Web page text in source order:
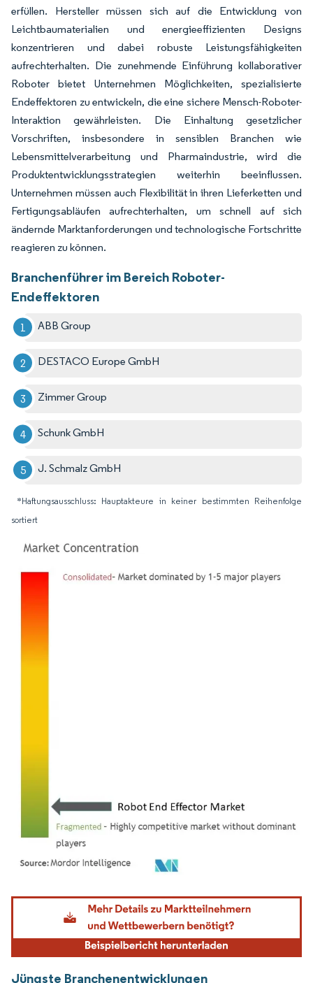
erfüllen. Hersteller müssen sich auf die Entwicklung von
Leichtbaumaterialien und energieeffizienten Designs
konzentrieren und dabei robuste Leistungsfähigkeiten
aufrechterhalten. Die zunehmende Einführung kollaborativer
Roboter bietet Unternehmen Möglichkeiten, spezialisierte
Endeffektoren zu entwickeln, die eine sichere Mensch-Roboter-
Interaktion gewährleisten. Die Einhaltung gesetzlicher
Vorschriften, insbesondere in sensiblen Branchen wie
Lebensmittelverarbeitung und Pharmaindustrie, wird die
Produktentwicklungsstrategien weiterhin beeinflussen.
Unternehmen müssen auch Flexibilität in ihren Lieferketten und
Fertigungsabläufen aufrechterhalten, um schnell auf sich
ändernde Marktanforderungen und technologische Fortschritte
reagieren zu können.
Branchenführer im Bereich Roboter-
Endeffektoren
ABB Group
DESTACO Europe GmbH
Zimmer Group
Schunk GmbH
J. Schmalz GmbH
*Haftungsausschluss: Hauptakteure in keiner bestimmten Reihenfolge
sortiert
Bild © Mordor Intelligence. Wiederverwendung erfordert Namensnennung gemäß
Jüngste Branchenentwicklungen